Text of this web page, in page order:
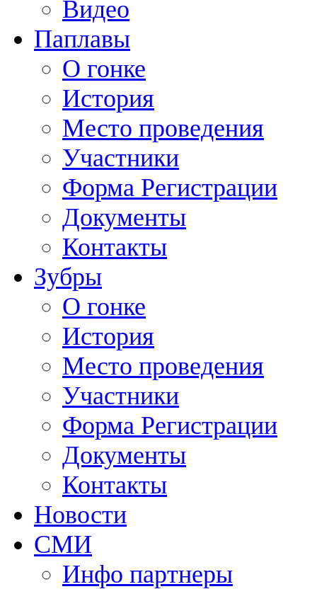
Видео
Паплавы
О гонке
История
Место проведения
Участники
Форма Регистрации
Документы
Контакты
Зубры
О гонке
История
Место проведения
Участники
Форма Регистрации
Документы
Контакты
Новости
СМИ
Инфо партнеры